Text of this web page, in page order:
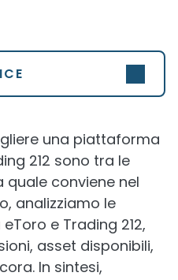
una piattaforma
212 sono tra le
quale conviene nel
analizziamo le
e Trading 212,
asset disponibili,
In sintesi,